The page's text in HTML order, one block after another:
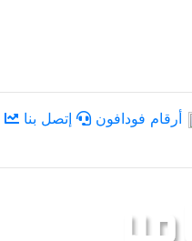
أرقام فودافون إتصل بنا